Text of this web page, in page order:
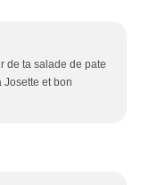
de ta salade de pate
et bon